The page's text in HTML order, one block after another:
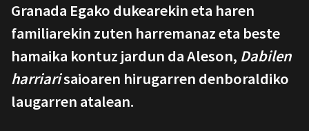
Granada Egako dukearekin eta haren
familiarekin zuten harremanaz eta beste
hamaika kontuz jardun da Aleson, Dabilen
harriarisaioaren hirugarren denboraldiko
laugarren atalean.